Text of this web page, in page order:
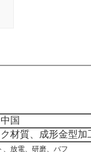
国
材質、成形金型加
、放電、研磨、バフ